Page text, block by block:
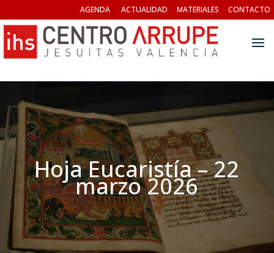
AGENDA ACTUALIDAD MATERIALES CONTACTO
Hoja Eucaristía – 22
marzo 2026